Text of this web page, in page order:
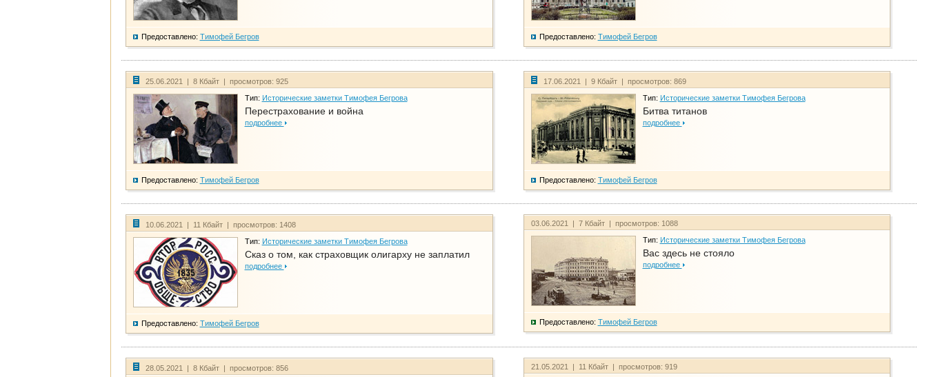
Предоставлено: Тимофей Бегров Предоставлено: Тимофей Бегров
25.06.2021 | 8 Кбайт | просмотров: 925
Тип: Исторические заметки Тимофея Бегрова
Перестрахование и война
подробнее
Предоставлено: Тимофей Бегров
17.06.2021 | 9 Кбайт | просмотров: 869
Тип: Исторические заметки Тимофея Бегрова
Битва титанов
подробнее
Предоставлено: Тимофей Бегров
10.06.2021 | 11 Кбайт | просмотров: 1408
Тип: Исторические заметки Тимофея Бегрова
Сказ о том, как страховщик олигарху не заплатил
подробнее
Предоставлено: Тимофей Бегров
03.06.2021 | 7 Кбайт | просмотров: 1088
Тип: Исторические заметки Тимофея Бегрова
Вас здесь не стояло
подробнее
Предоставлено: Тимофей Бегров
28.05.2021 | 8 Кбайт | просмотров: 856 21.05.2021 | 11 Кбайт | просмотров: 919